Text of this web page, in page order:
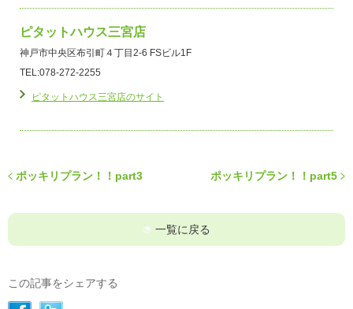
ピタットハウス三宮店
神戸市中央区布引町４丁目2-6 FSビル1F
TEL:078-272-2255
ピタットハウス三宮店のサイト
ポッキリプラン！！part3 ポッキリプラン！！part5
一覧に戻る
この記事をシェアする